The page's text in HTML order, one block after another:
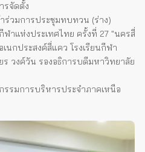
รจัดตั้ง
ร่วมการประชุมทบทวน (ร่าง)
ฬาแห่งประเทศไทย ครั้งที่ 27 "นครสี่
นกประสงค์สี่แคว โรงเรียนกีฬา
ร วงค์วัน รองอธิการบดีมหาวิทยาลัย
รรมการบริหารประจำภาคเหนือ